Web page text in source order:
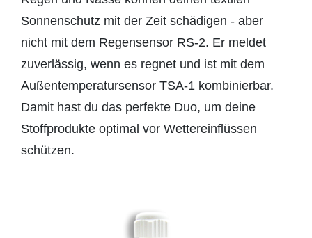
Sonnenschutz mit der Zeit schädigen - aber
nicht mit dem Regensensor RS-2. Er meldet
zuverlässig, wenn es regnet und ist mit dem
Außentemperatursensor TSA-1 kombinierbar.
Damit hast du das perfekte Duo, um deine
Stoffprodukte optimal vor Wettereinflüssen
schützen.